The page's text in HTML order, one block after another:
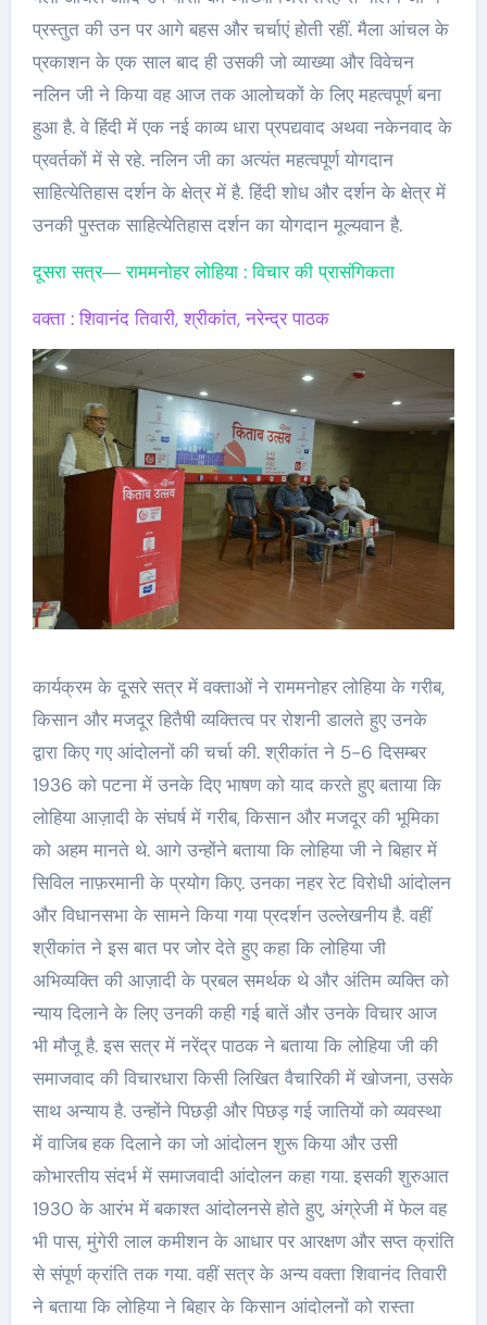
प्रस्तुत की उन पर आगे बहस और चर्चाएं होती रहीं. मैला आंचल के
प्रकाशन के एक साल बाद ही उसकी जो व्याख्या और विवेचन
नलिन जी ने किया वह आज तक आलोचकों के लिए महत्वपूर्ण बना
हुआ है. वे हिंदी में एक नई काव्य धारा प्रपद्यवाद अथवा नकेनवाद के
प्रवर्तकों में से रहे. नलिन जी का अत्यंत महत्वपूर्ण योगदान
साहित्येतिहास दर्शन के क्षेत्र में है. हिंदी शोध और दर्शन के क्षेत्र में
उनकी पुस्तक साहित्येतिहास दर्शन का योगदान मूल्यवान है.
दूसरा सत्र― राममनोहर लोहिया : विचार की प्रासंगिकता
वक्ता : शिवानंद तिवारी, श्रीकांत, नरेन्द्र पाठक
कार्यक्रम के दूसरे सत्र में वक्ताओं ने राममनोहर लोहिया के गरीब,
किसान और मजदूर हितैषी व्यक्तित्व पर रोशनी डालते हुए उनके
द्वारा किए गए आंदोलनों की चर्चा की. श्रीकांत ने 5-6 दिसम्बर
1936 को पटना में उनके दिए भाषण को याद करते हुए बताया कि
लोहिया आज़ादी के संघर्ष में गरीब, किसान और मजदूर की भूमिका
को अहम मानते थे. आगे उन्होंने बताया कि लोहिया जी ने बिहार में
सिविल नाफ़रमानी के प्रयोग किए. उनका नहर रेट विरोधी आंदोलन
और विधानसभा के सामने किया गया प्रदर्शन उल्लेखनीय है. वहीं
श्रीकांत ने इस बात पर जोर देते हुए कहा कि लोहिया जी
अभिव्यक्ति की आज़ादी के प्रबल समर्थक थे और अंतिम व्यक्ति को
न्याय दिलाने के लिए उनकी कही गई बातें और उनके विचार आज
भी मौजू है. इस सत्र में नरेंद्र पाठक ने बताया कि लोहिया जी की
समाजवाद की विचारधारा किसी लिखित वैचारिकी में खोजना, उसके
साथ अन्याय है. उन्होंने पिछड़ी और पिछड़ गई जातियों को व्यवस्था
में वाजिब हक दिलाने का जो आंदोलन शुरू किया और उसी
कोभारतीय संदर्भ में समाजवादी आंदोलन कहा गया. इसकी शुरुआत
1930 के आरंभ में बकाश्त आंदोलनसे होते हुए, अंग्रेजी में फेल वह
भी पास, मुंगेरी लाल कमीशन के आधार पर आरक्षण और सप्त क्रांति
से संपूर्ण क्रांति तक गया. वहीं सत्र के अन्य वक्ता शिवानंद तिवारी
ने बताया कि लोहिया ने बिहार के किसान आंदोलनों को रास्ता